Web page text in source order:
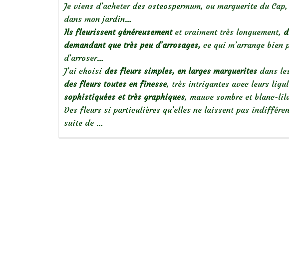
Je viens d’acheter des osteospermum, ou marguerite du
dans mon jardin…
Ils fleurissent généreusementet vraiment très longuement,
demandant que très peu d’arrosages, ce qui m’arrange bien
d’arroser…
J’ai choisi des fleurs simples, en larges marguerites dans
des fleurs toutes en finesse, très intrigantes avec leurs
sophistiquées et très graphiques, mauve sombre et blanc-
Des fleurs si particulières qu’elles ne laissent pas
suite de …